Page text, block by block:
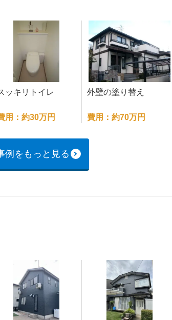
ッキリトイレ
用：約30万円
外壁の塗り替え
費用：約70万円
例をもっと見る